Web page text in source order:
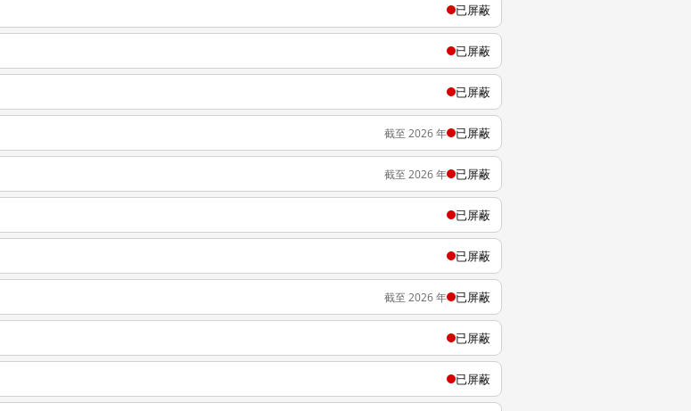
已屏蔽
已屏蔽
已屏蔽
截至 2026 年 已屏蔽
截至 2026 年 已屏蔽
已屏蔽
已屏蔽
截至 2026 年 已屏蔽
已屏蔽
已屏蔽